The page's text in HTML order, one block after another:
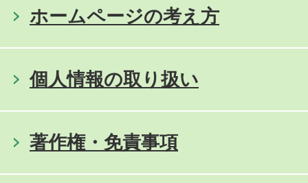
ホームページの考え方
個人情報の取り扱い
著作権・免責事項